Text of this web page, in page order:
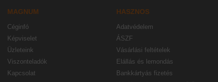
MAGNUM
Céginfó
Képviselet
Üzleteink
Viszonteladók
Kapcsolat
HASZNOS
Adatvédelem
ÁSZF
Vásárlási feltételek
Elállás és lemondás
Bankkártyás fizetés